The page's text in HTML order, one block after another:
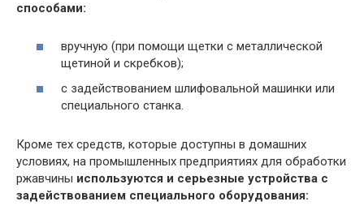
способами:
вручную (при помощи щетки с металлической
щетиной и скребков);
с задействованием шлифовальной машинки или
специального станка.
Кроме тех средств, которые доступны в домашних
условиях, на промышленных предприятиях для обработки
ржавчины используются и серьезные устройства с
задействованием специального оборудования: